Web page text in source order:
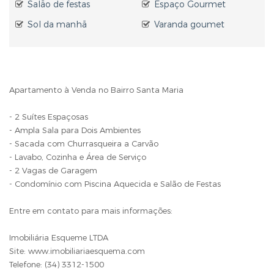
Salão de festas
Espaço Gourmet
Sol da manhã
Varanda goumet
Apartamento à Venda no Bairro Santa Maria
- 2 Suítes Espaçosas
- Ampla Sala para Dois Ambientes
- Sacada com Churrasqueira a Carvão
- Lavabo, Cozinha e Área de Serviço
- 2 Vagas de Garagem
- Condomínio com Piscina Aquecida e Salão de Festas
Entre em contato para mais informações:
Imobiliária Esqueme LTDA
Site: www.imobiliariaesquema.com
Telefone: (34) 3312-1500